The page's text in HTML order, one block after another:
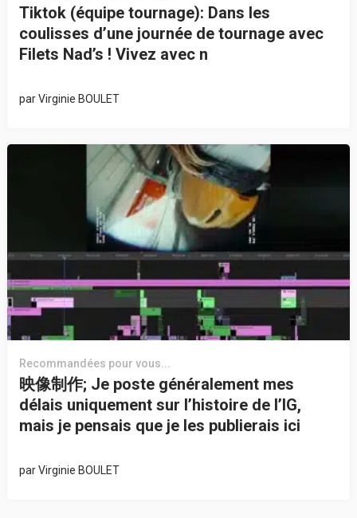
Tiktok (équipe tournage): Dans les
coulisses d’une journée de tournage avec
Filets Nad’s ! Vivez avec n
parVirginie BOULET
Recommandées pour vous...
映像制作; Je poste généralement mes
délais uniquement sur l’histoire de l’IG,
mais je pensais que je les publierais ici
parVirginie BOULET